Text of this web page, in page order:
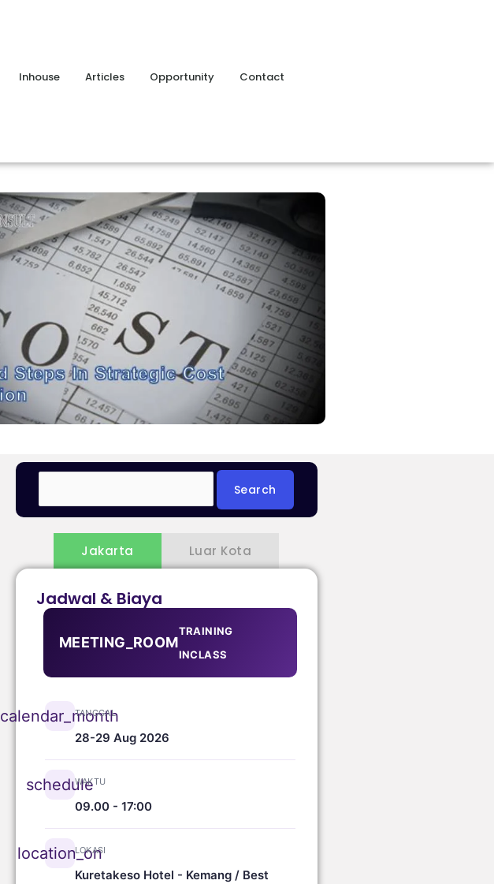
Inhouse Articles Opportunity Contact
Jakarta Luar Kota
Jadwal & Biaya
MEETING_ROOM
TRAINING
INCLASS
calendar_month
TANGGAL
28-29 Aug 2026
schedule
WAKTU
09.00 - 17:00
location_on
LOKASI
Kuretakeso Hotel - Kemang / Best